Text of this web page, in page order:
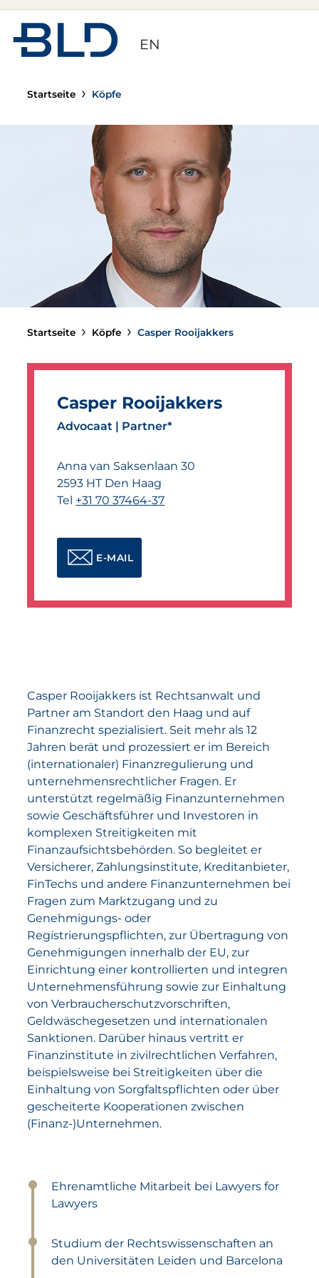
EN
Startseite Köpfe
Casper
Startseite Köpfe Casper Rooijakkers
Casper Rooijakkers ist Rechtsanwalt und
Partner am Standort den Haag und auf
Finanzrecht spezialisiert. Seit mehr als 12
Jahren berät und prozessiert er im Bereich
(internationaler) Finanzregulierung und
unternehmensrechtlicher Fragen. Er
unterstützt regelmäßig Finanzunternehmen
sowie Geschäftsführer und Investoren in
komplexen Streitigkeiten mit
Finanzaufsichtsbehörden. So begleitet er
Versicherer, Zahlungsinstitute, Kreditanbieter,
FinTechs und andere Finanzunternehmen bei
Fragen zum Marktzugang und zu
Genehmigungs- oder
Registrierungspflichten, zur Übertragung von
Genehmigungen innerhalb der EU, zur
Einrichtung einer kontrollierten und integren
Unternehmensführung sowie zur Einhaltung
von Verbraucherschutzvorschriften,
Geldwäschegesetzen und internationalen
Sanktionen. Darüber hinaus vertritt er
Finanzinstitute in zivilrechtlichen Verfahren,
beispielsweise bei Streitigkeiten über die
Einhaltung von Sorgfaltspflichten oder über
gescheiterte Kooperationen zwischen
(Finanz-)Unternehmen.
Ehrenamtliche Mitarbeit bei Lawyers for
Lawyers
Studium der Rechtswissenschaften an
den Universitäten Leiden und Barcelona
Casper Rooijakkers
Advocaat | Partner*
Anna van Saksenlaan 30
2593 HT Den Haag
Tel +31 70 37464-37
E-MAIL